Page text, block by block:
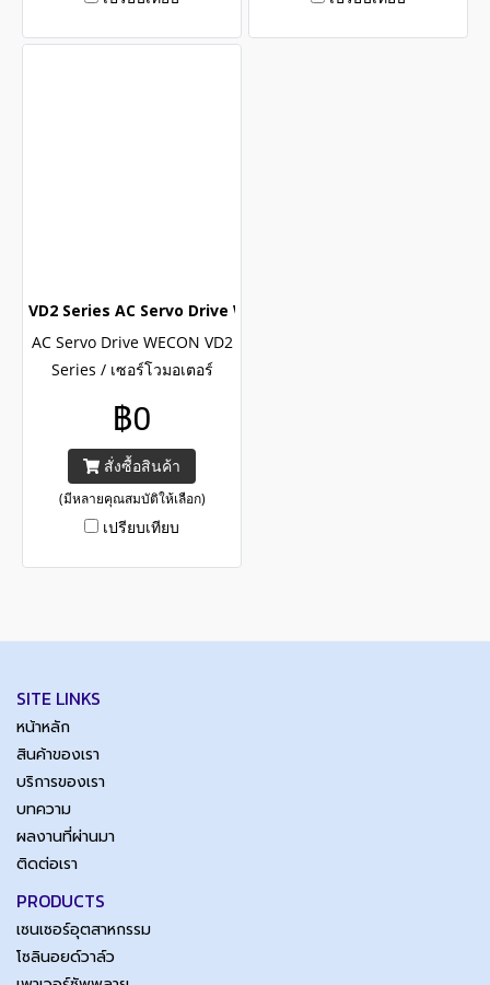
VD2 Series AC Servo Drive WECON / เซอร์โวไดรฟ์อุตสาหกรรม
AC Servo Drive WECON VD2
Series / เซอร์โวมอเตอร์
รุ่น VD2 Series , แรงดันใช้งาน
1 Phase 220V/ 3 Phase 380V
, พิกัดกระแส 10..21A
฿0
สั่งซื้อสินค้า
(มีหลายคุณสมบัติให้เลือก)
เปรียบเทียบ
SITE LINKS
หน้าหลัก
สินค้าของเรา
บริการของเรา
บทความ
ผลงานที่ผ่านมา
ติดต่อเรา
PRODUCTS
เซนเซอร์อุตสาหกรรม
โซลินอยด์วาล์ว